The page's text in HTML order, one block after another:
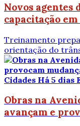
Novos agentes
capacitação em
Treinamento
orientação do
Cidades Há 5 dias
Obras na
avançam e